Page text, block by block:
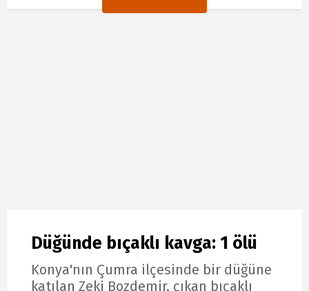
Düğünde bıçaklı kavga: 1 ölü
Konya'nın Çumra ilçesinde bir düğüne
katılan Zeki Bozdemir, çıkan bıçaklı